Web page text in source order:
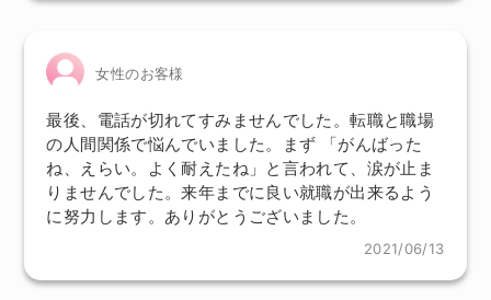
女性のお客様
最後、電話が切れてすみませんでした。転職と職場
の人間関係で悩んでいました。まず 「がんばった
ね、えらい。よく耐えたね」と言われて、涙が止ま
りませんでした。来年までに良い就職が出来るよう
に努力します。ありがとうございました。
2021/06/13